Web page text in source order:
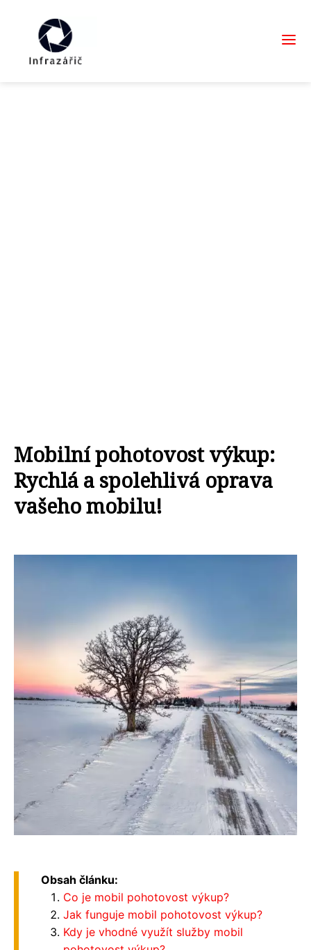
Mobilní pohotovost výkup:
Rychlá a spolehlivá oprava
vašeho mobilu!
Obsah článku:
Co je mobil pohotovost výkup?
Jak funguje mobil pohotovost výkup?
Kdy je vhodné využít služby mobil